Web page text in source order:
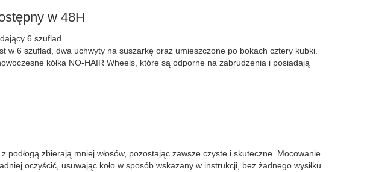
w 48H
6 szuflad.
w 6 szuflad, dwa uchwyty na suszarkę oraz umieszczone po bokach cztery kubki.
kółka NO-HAIR Wheels, które są odporne na zabrudzenia i posiadają
zbierają mniej włosów, pozostając zawsze czyste i skuteczne. Mocowanie
oczyścić, usuwając koło w sposób wskazany w instrukcji, bez żadnego wysiłku.